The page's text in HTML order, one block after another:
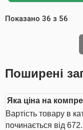
Показано 36 з 56
Поширені
Яка ціна на
Вартість товару в
починається від